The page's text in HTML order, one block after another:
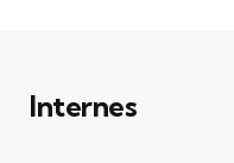
Internes